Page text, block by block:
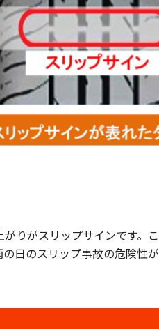
りがスリップサインです。
日のスリップ事故の危険性が